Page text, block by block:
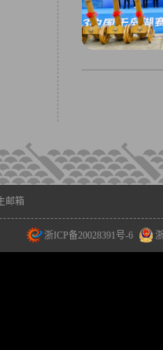
邮箱
浙ICP备20028391号-6